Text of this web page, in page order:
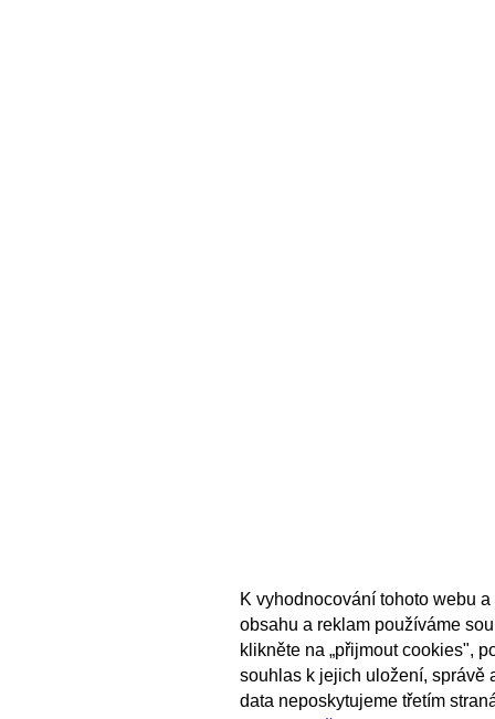
K vyhodnocování tohoto webu
obsahu a reklam používáme
klikněte na „přijmout cookies",
souhlas k jejich uložení, správě
data neposkytujeme třetím